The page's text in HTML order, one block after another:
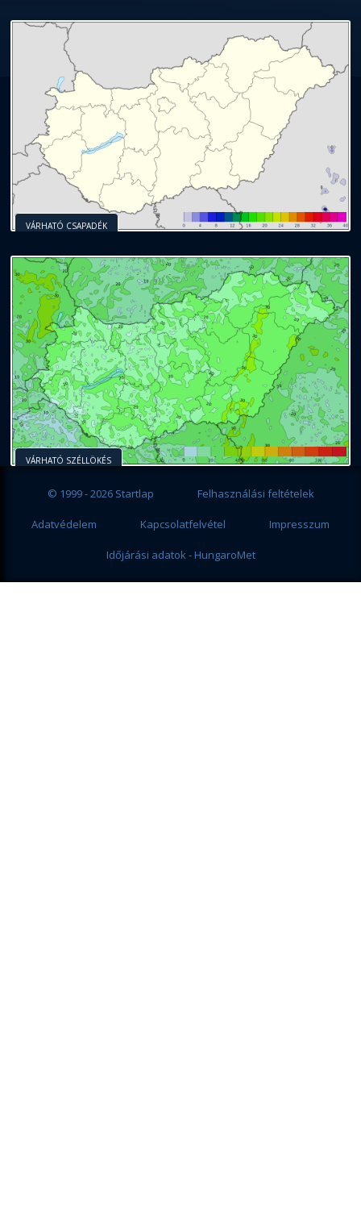
VÁRHATÓ CSAPADÉK
VÁRHATÓ SZÉLLÖKÉS
© 1999 - 2026 Startlap Felhasználási feltételek
Adatvédelem Kapcsolatfelvétel Impresszum
Időjárási adatok - HungaroMet